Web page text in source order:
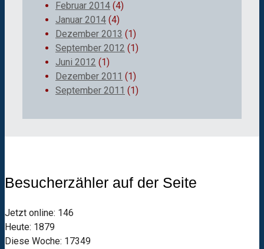
Februar 2014 (4)
Januar 2014 (4)
Dezember 2013 (1)
September 2012 (1)
Juni 2012 (1)
Dezember 2011 (1)
September 2011 (1)
Besucherzähler auf der Seite
Jetzt online: 146
Heute: 1879
Diese Woche: 17349